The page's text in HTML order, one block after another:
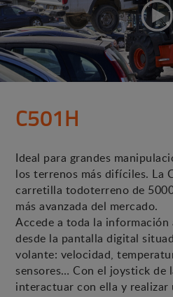
C501H
Ideal para grandes
los terrenos más difíciles. La
carretilla todoterreno de
más avanzada del mercado.
Accede a toda la información
desde la pantalla digital
volante: velocidad,
sensores… Con el joystick de
interactuar con ella y realizar